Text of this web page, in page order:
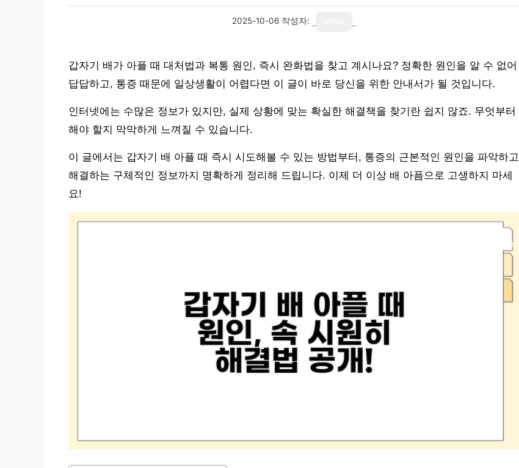
2025-10-06 작성자:
갑자기 배가 아플 때 대처법과 복통 원인, 즉시 완화법을 찾고 계시나요? 정확한 원인을 알 수 없어
답답하고, 통증 때문에 일상생활이 어렵다면 이 글이 바로 당신을 위한 안내서가 될 것입니다.
인터넷에는 수많은 정보가 있지만, 실제 상황에 맞는 확실한 해결책을 찾기란 쉽지 않죠. 무엇부터
해야 할지 막막하게 느껴질 수 있습니다.
이 글에서는 갑자기 배 아플 때 즉시 시도해볼 수 있는 방법부터, 통증의 근본적인 원인을 파악하고
해결하는 구체적인 정보까지 명확하게 정리해 드립니다. 이제 더 이상 배 아픔으로 고생하지 마세
요!